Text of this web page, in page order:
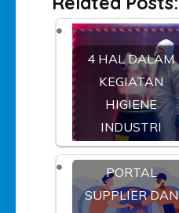
4 HAL DALAM
KEGIATAN
HIGIENE
INDUSTRI
PORTAL
SUPPLIER DAN